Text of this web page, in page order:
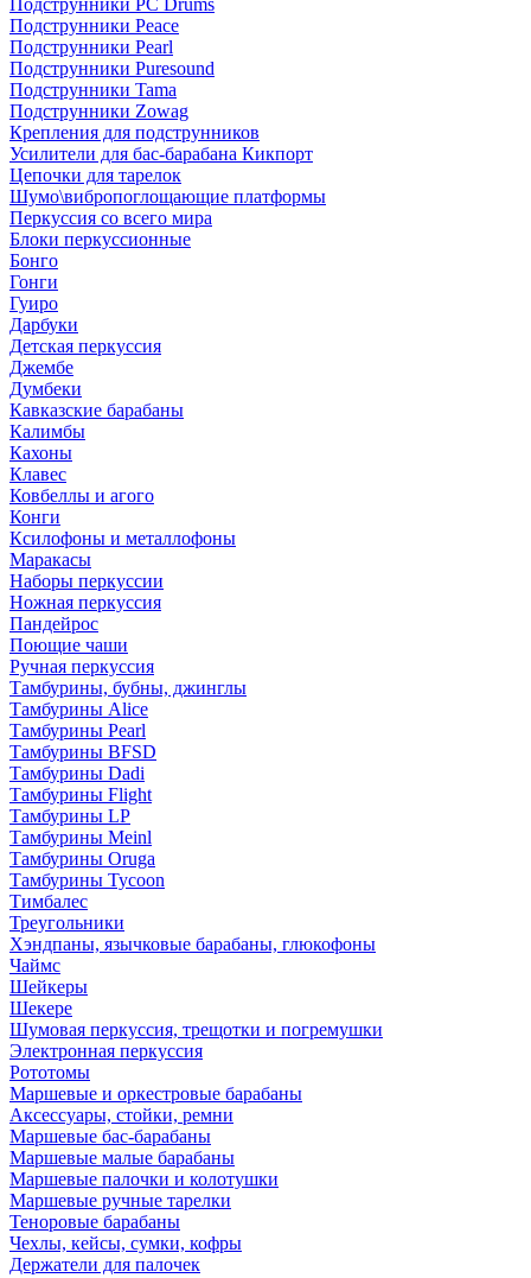
Подструнники PC Drums
Подструнники Peace
Подструнники Pearl
Подструнники Puresound
Подструнники Tama
Подструнники Zowag
Крепления для подструнников
Усилители для бас-барабана Кикпорт
Цепочки для тарелок
Шумо\вибропоглощающие платформы
Перкуссия со всего мира
Блоки перкуссионные
Бонго
Гонги
Гуиро
Дарбуки
Детская перкуссия
Джембе
Думбеки
Кавказские барабаны
Калимбы
Кахоны
Клавес
Ковбеллы и агого
Конги
Ксилофоны и металлофоны
Маракасы
Наборы перкуссии
Ножная перкуссия
Пандейрос
Поющие чаши
Ручная перкуссия
Тамбурины, бубны, джинглы
Тамбурины Alice
Тамбурины Pearl
Тамбурины BFSD
Тамбурины Dadi
Тамбурины Flight
Тамбурины LP
Тамбурины Meinl
Тамбурины Oruga
Тамбурины Tycoon
Тимбалес
Треугольники
Хэндпаны, язычковые барабаны, глюкофоны
Чаймс
Шейкеры
Шекере
Шумовая перкуссия, трещотки и погремушки
Электронная перкуссия
Рототомы
Маршевые и оркестровые барабаны
Аксессуары, стойки, ремни
Маршевые бас-барабаны
Маршевые малые барабаны
Маршевые палочки и колотушки
Маршевые ручные тарелки
Теноровые барабаны
Чехлы, кейсы, сумки, кофры
Держатели для палочек